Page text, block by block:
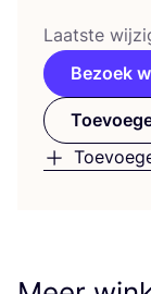
Laat­ste
Bezoek